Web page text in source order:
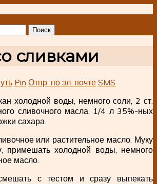
сливками
Pin Отпр. по эл. почте SMS
холодной воды, немного соли, 2 ст.
сливочного масла, 1/4 л 35%-ных
сахара.
или растительное масло. Муку
примешать холодной воды, немного
масло.
с тестом и сразу выпекать